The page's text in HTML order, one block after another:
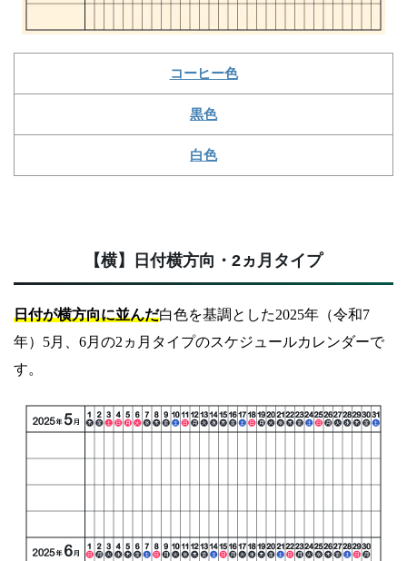
コーヒー色
黒色
白色
【横】日付横方向・2ヵ月タイプ
日付が横方向に並んだ白色を基調とした2025年（令和7
年）5月、6月の2ヵ月タイプのスケジュールカレンダーで
す。